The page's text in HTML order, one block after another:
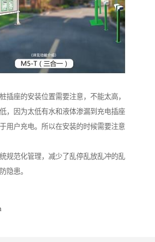
插座的安装位置需要注意，不能太高，
，因为太低有水和液体渗漏到充电插座
用户充电。所以在安装的时候需要注意
规范化管理，减少了乱停乱放乱冲的乱
隐患。